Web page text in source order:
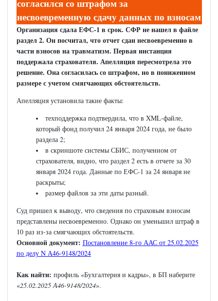
согласился со штрафом за
несвоевременную сдачу данных по взносам
Организация сдала ЕФС-1 в срок. СФР не нашел в файле
раздел 2. Он посчитал, что отчет сдан несвоевременно в
части взносов на травматизм. Первая инстанция
поддержала страхователя. Апелляция пересмотрела это
решение. Она согласилась со штрафом, но в пониженном
размере с учетом смягчающих обстоятельств.
Апелляция установила такие факты:
техподдержка подтвердила, что в XML-файле,
который фонд получил 24 января 2024 года, не было
раздела 2;
в скриншоте системы СБИС, полученном от
страхователя, видно, что раздел 2 есть в отчете за 30
января 2024 года. Данные по ЕФС-1 за 24 января не
раскрыты;
размер файлов за эти даты разный.
Суд пришел к выводу, что сведения по страховым взносам
представлены несвоевременно. Однако он уменьшил штраф в
10 раз из-за смягчающих обстоятельств.
Основной документ: Постановление 8-го ААС от 25.02.2025
по делу N А46-9148/2024
Как найти: профиль «Бухгалтерия и кадры», в БП наберите
«25.02.2025 А46-9148/2024».